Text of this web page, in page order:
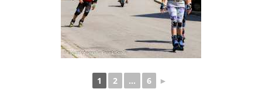
1 2 ... 6 ►